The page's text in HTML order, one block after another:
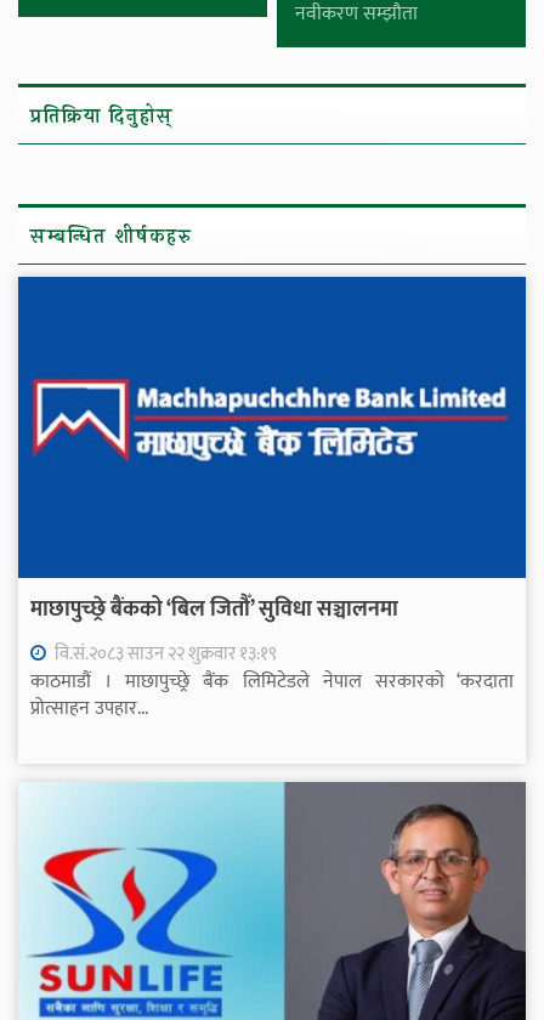
नवीकरण सम्झौता
प्रतिक्रिया दिनुहोस्
सम्बन्धित शीर्षकहरु
माछापुच्छ्रे बैंकको ‘बिल जितौँ’ सुविधा सञ्चालनमा
वि.सं.२०८३ साउन २२ शुक्रवार १३:१९
काठमाडौं । माछापुच्छ्रे बैंक लिमिटेडले नेपाल सरकारको ‘करदाता
प्रोत्साहन उपहार...